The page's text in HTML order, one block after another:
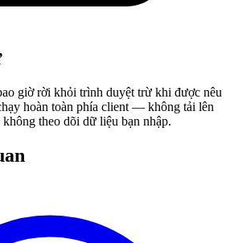
giờ rời khỏi trình duyệt trừ khi được nêu
hoàn toàn phía client — không tải lên
theo dõi dữ liệu bạn nhập.